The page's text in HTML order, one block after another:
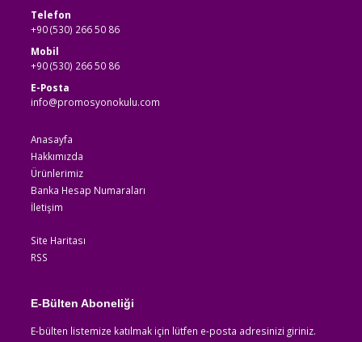
Telefon
+90 (530) 266 50 86
Mobil
+90 (530) 266 50 86
E-Posta
info@promosyonokulu.com
Anasayfa
Hakkımızda
Ürünlerimiz
Banka Hesap Numaraları
İletişim
Site Haritası
RSS
E-Bülten Aboneliği
E-bülten listemize katılmak için lütfen e-posta adresinizi giriniz.